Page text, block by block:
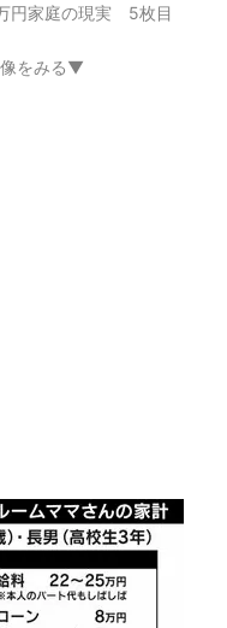
円家庭の現実 5枚目
をみる▼